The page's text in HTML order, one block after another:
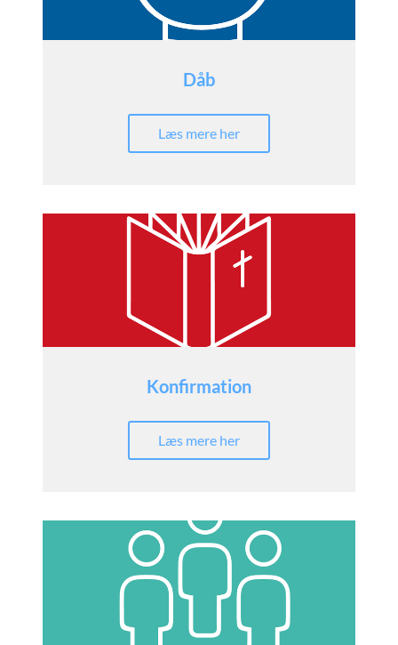
Dåb
Læs mere her
Konfirmation
Læs mere her